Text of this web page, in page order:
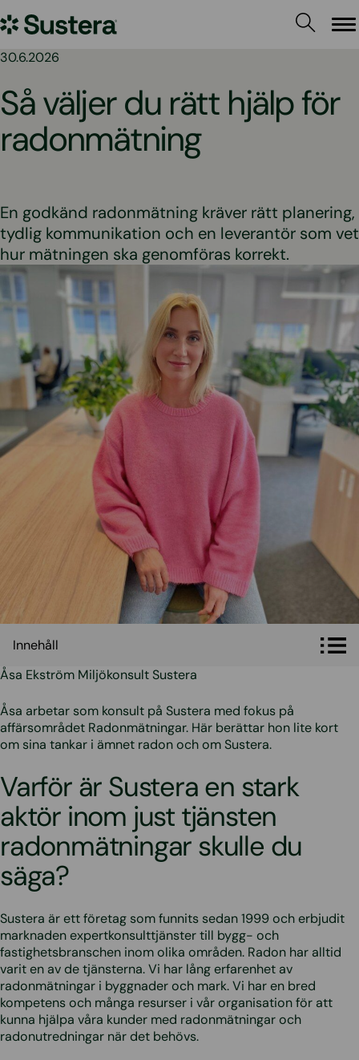
till
Sustera
Sweden
30.6.2026
Så väljer du rätt hjälp för
radonmätning
En godkänd radonmätning kräver rätt planering,
tydlig kommunikation och en leverantör som vet
hur mätningen ska genomföras korrekt.
Innehåll
Åsa Ekström Miljökonsult Sustera
Åsa arbetar som konsult på Sustera med fokus på
affärsområdet Radonmätningar. Här berättar hon lite kort
om sina tankar i ämnet radon och om Sustera.
Varför är Sustera en stark
aktör inom just tjänsten
radonmätningar skulle du
säga?
Sustera är ett företag som funnits sedan 1999 och erbjudit
marknaden expertkonsulttjänster till bygg- och
fastighetsbranschen inom olika områden. Radon har alltid
varit en av de tjänsterna. Vi har lång erfarenhet av
radonmätningar i byggnader och mark. Vi har en bred
kompetens och många resurser i vår organisation för att
kunna hjälpa våra kunder med radonmätningar och
radonutredningar när det behövs.